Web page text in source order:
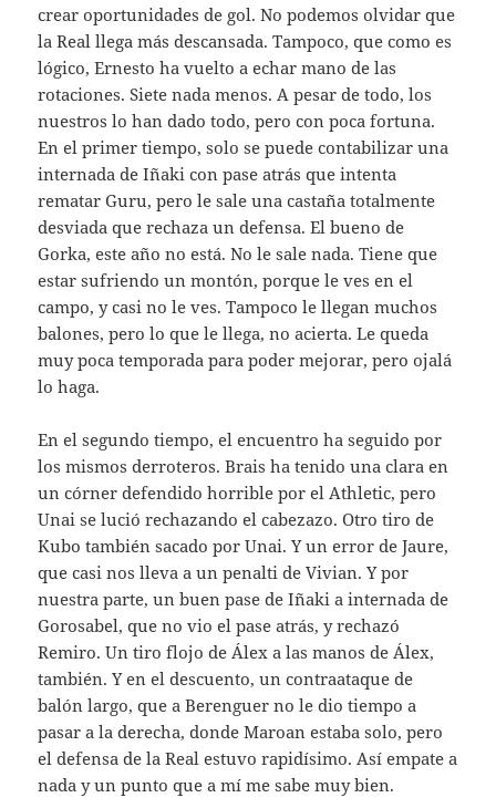
crear oportunidades de gol. No podemos olvidar que
la Real llega más descansada. Tampoco, que como es
lógico, Ernesto ha vuelto a echar mano de las
rotaciones. Siete nada menos. A pesar de todo, los
nuestros lo han dado todo, pero con poca fortuna.
En el primer tiempo, solo se puede contabilizar una
internada de Iñaki con pase atrás que intenta
rematar Guru, pero le sale una castaña totalmente
desviada que rechaza un defensa. El bueno de
Gorka, este año no está. No le sale nada. Tiene que
estar sufriendo un montón, porque le ves en el
campo, y casi no le ves. Tampoco le llegan muchos
balones, pero lo que le llega, no acierta. Le queda
muy poca temporada para poder mejorar, pero ojalá
lo haga.
En el segundo tiempo, el encuentro ha seguido por
los mismos derroteros. Brais ha tenido una clara en
un córner defendido horrible por el Athletic, pero
Unai se lució rechazando el cabezazo. Otro tiro de
Kubo también sacado por Unai. Y un error de Jaure,
que casi nos lleva a un penalti de Vivian. Y por
nuestra parte, un buen pase de Iñaki a internada de
Gorosabel, que no vio el pase atrás, y rechazó
Remiro. Un tiro flojo de Álex a las manos de Álex,
también. Y en el descuento, un contraataque de
balón largo, que a Berenguer no le dio tiempo a
pasar a la derecha, donde Maroan estaba solo, pero
el defensa de la Real estuvo rapidísimo. Así empate a
nada y un punto que a mí me sabe muy bien.